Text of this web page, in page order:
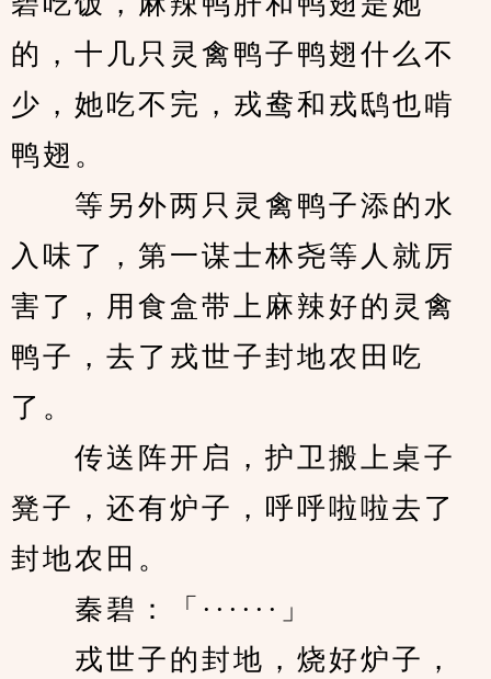
的，十几只灵禽鸭子鸭翅什么不
少，她吃不完，戎鸯和戎鸱也啃
鸭翅。
等另外两只灵禽鸭子添的水
入味了，第一谋士林尧等人就厉
害了，用食盒带上麻辣好的灵禽
鸭子，去了戎世子封地农田吃
了。
传送阵开启，护卫搬上桌子
凳子，还有炉子，呼呼啦啦去了
封地农田。
秦碧：「······」
戎世子的封地，烧好炉子，